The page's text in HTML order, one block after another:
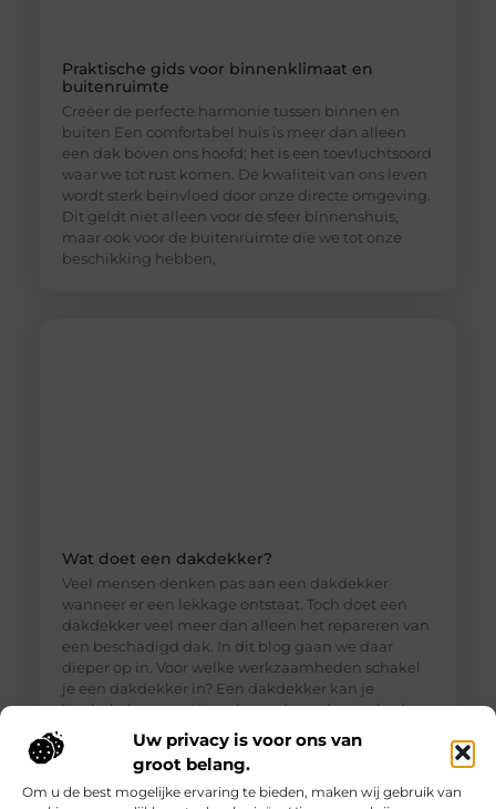
Uw privacy is voor ons van
groot belang.
Om u de best mogelijke ervaring te bieden, maken wij gebruik van
Praktische gids voor binnenklimaat en
buitenruimte
Creëer de perfecte harmonie tussen binnen en
buiten Een comfortabel huis is meer dan alleen
een dak boven ons hoofd; het is een toevluchtsoord
waar we tot rust komen. De kwaliteit van ons leven
wordt sterk beïnvloed door onze directe omgeving.
Dit geldt niet alleen voor de sfeer binnenshuis,
maar ook voor de buitenruimte die we tot onze
beschikking hebben,
Wat doet een dakdekker?
Veel mensen denken pas aan een dakdekker
wanneer er een lekkage ontstaat. Toch doet een
dakdekker veel meer dan alleen het repareren van
een beschadigd dak. In dit blog gaan we daar
dieper op in. Voor welke werkzaamheden schakel
je een dakdekker in? Een dakdekker kan je
inschakelen voor uiteenlopende werkzaamheden,
zoals: · Het opsporen en repareren